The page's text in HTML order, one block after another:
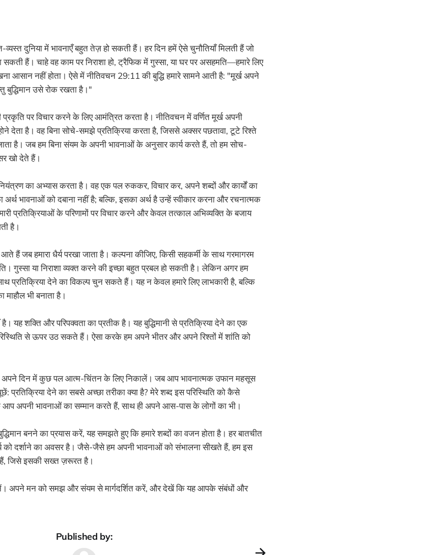
दुनिया में भावनाएँ बहुत तेज़ हो सकती हैं। हर दिन हमें ऐसे चुनौतियाँ मिलती हैं जो
सकती हैं। चाहे वह काम पर निराशा हो, ट्रैफिक में गुस्सा, या घर पर असहमति—हमारे लिए
आसान नहीं होता। ऐसे में नीतिवचन 29:11 की बुद्धि हमारे सामने आती है: "मूर्ख अपने
बुद्धिमान उसे रोक रखता है।"
प्रकृति पर विचार करने के लिए आमंत्रित करता है। नीतिवचन में वर्णित मूर्ख अपनी
देता है। वह बिना सोचे-समझे प्रतिक्रिया करता है, जिससे अक्सर पछतावा, टूटे रिश्ते
है। जब हम बिना संयम के अपनी भावनाओं के अनुसार कार्य करते हैं, तो हम सोच-
खो देते हैं।
का अभ्यास करता है। वह एक पल रुककर, विचार कर, अपने शब्दों और कार्यों का
भावनाओं को दबाना नहीं है; बल्कि, इसका अर्थ है उन्हें स्वीकार करना और रचनात्मक
प्रतिक्रियाओं के परिणामों पर विचार करने और केवल तत्काल अभिव्यक्ति के बजाय
है।
आते हैं जब हमारा धैर्य परखा जाता है। कल्पना कीजिए, किसी सहकर्मी के साथ गरमागरम
गुस्सा या निराशा व्यक्त करने की इच्छा बहुत प्रबल हो सकती है। लेकिन अगर हम
प्रतिक्रिया देने का विकल्प चुन सकते हैं। यह न केवल हमारे लिए लाभकारी है, बल्कि
भी बनाता है।
यह शक्ति और परिपक्वता का प्रतीक है। यह बुद्धिमानी से प्रतिक्रिया देने का एक
से ऊपर उठ सकते हैं। ऐसा करके हम अपने भीतर और अपने रिश्तों में शांति को
अपने दिन में कुछ पल आत्म-चिंतन के लिए निकालें। जब आप भावनात्मक उफान महसूस
प्रतिक्रिया देने का सबसे अच्छा तरीका क्या है? मेरे शब्द इस परिस्थिति को कैसे
अपनी भावनाओं का सम्मान करते हैं, साथ ही अपने आस-पास के लोगों का भी।
बनने का प्रयास करें, यह समझते हुए कि हमारे शब्दों का वजन होता है। हर बातचीत
को दर्शाने का अवसर है। जैसे-जैसे हम अपनी भावनाओं को संभालना सीखते हैं, हम इस
हैं, जिसे इसकी सख्त ज़रूरत है।
अपने मन को समझ और संयम से मार्गदर्शित करें, और देखें कि यह आपके संबंधों और
Published by: